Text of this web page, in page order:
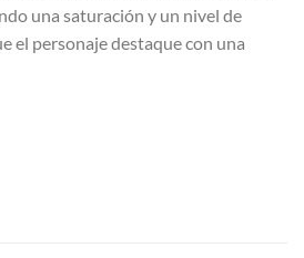
una saturación y un nivel de
el personaje destaque con una